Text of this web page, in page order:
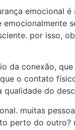
emocional
por isso,
conexão,
o contato
do
muitas
perto do